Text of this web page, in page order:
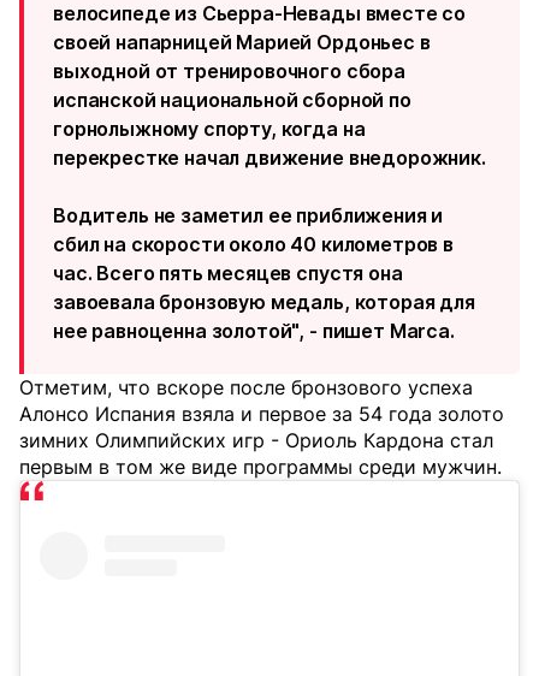
велосипеде из Сьерра-Невады вместе со
своей напарницей Марией Ордоньес в
выходной от тренировочного сбора
испанской национальной сборной по
горнолыжному спорту, когда на
перекрестке начал движение внедорожник.
Водитель не заметил ее приближения и
сбил на скорости около 40 километров в
час. Всего пять месяцев спустя она
завоевала бронзовую медаль, которая для
нее равноценна золотой", - пишет Marca.
Отметим, что вскоре после бронзового успеха
Алонсо Испания взяла и первое за 54 года золото
зимних Олимпийских игр - Ориоль Кардона стал
первым в том же виде программы среди мужчин.